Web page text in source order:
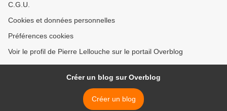
C.G.U.
Cookies et données personnelles
Préférences cookies
Voir le profil de Pierre Lellouche sur le portail Overblog
Créer un blog sur Overblog
Créer un blog